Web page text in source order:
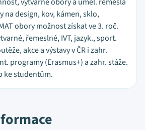
na design, kov, kámen, sklo,
obory možnost získat ve 3. roč.
řemeslné, IVT, jazyk., sport.
akce a výstavy v ČR i zahr.
programy (Erasmus+) a zahr. stáže.
ke studentům.